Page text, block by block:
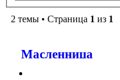
2 темы • Страница 1 из 1
Масленница